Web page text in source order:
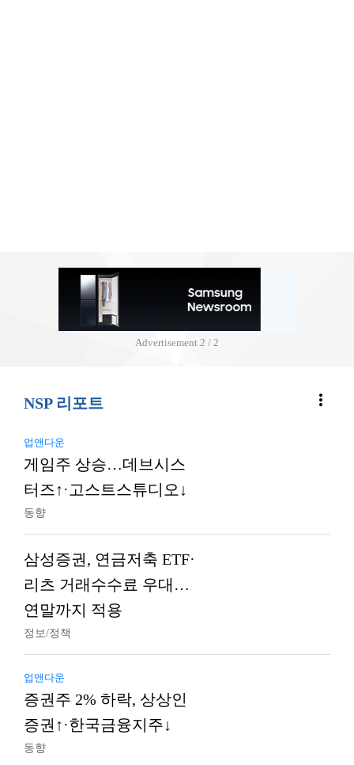
Advertisement 2 / 2
NSP 리포트 more_vert
업앤다운
게임주 상승…데브시스
터즈↑·고스트스튜디오↓
동향
삼성증권, 연금저축 ETF·
리츠 거래수수료 우대…
연말까지 적용
정보/정책
업앤다운
증권주 2% 하락, 상상인
증권↑·한국금융지주↓
동향